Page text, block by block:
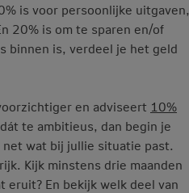
is voor persoonlijke uitgaven,
20% is om te sparen en/of
binnen is, verdeel je het geld
en adviseert 10%
te ambitieus, dan begin je
wat bij jullie situatie past.
Kijk minstens drie maanden
En bekijk welk deel van